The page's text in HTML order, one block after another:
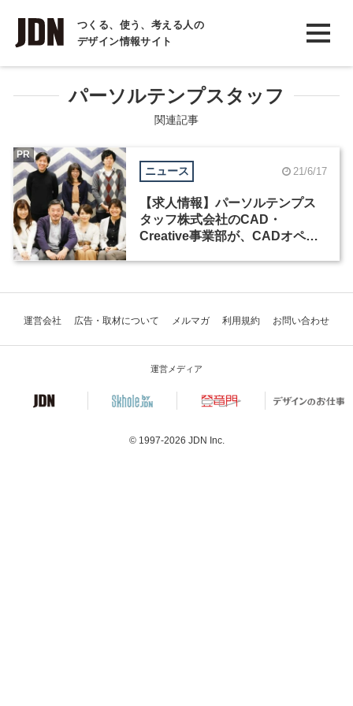
つくる、使う、考える人の
デザイン情報サイト
INTERVIEW
インタビュー
REPORT
COLUMN
コラム
パーソルテンプスタッフ
関連記事
ニュース 21/6/17
【求人情報】パーソルテンプス
タッフ株式会社のCAD・
Creative事業部が、CADオペレ
PR
運営会社 広告・取材について メルマガ 利用規約 お問い合わせ
運営メディア
© 1997-2026 JDN Inc.